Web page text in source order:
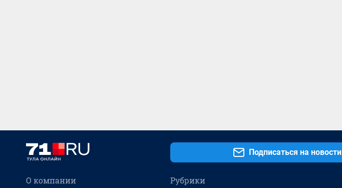
Подписаться на новости
О компании Рубрики